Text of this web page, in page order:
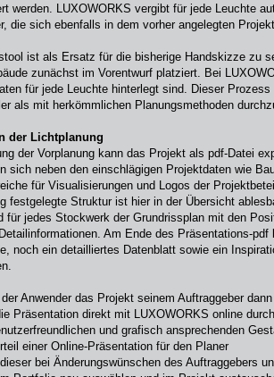
werden. LUXOWORKS vergibt für jede Leuchte
die sich ebenfalls in dem vorher angelegten
ist als Ersatz für die bisherige Handskizze zu
zunächst im Vorentwurf platziert. Bei
für jede Leuchte hinterlegt sind. Dieser
als mit herkömmlichen Planungsmethoden
der Lichtplanung
der Vorplanung kann das Projekt als pdf-Datei
sich neben den einschlägigen Projektdaten wie
für Visualisierungen und Logos der
festgelegte Struktur ist hier in der Übersicht
für jedes Stockwerk der Grundrissplan mit den
Am Ende des Präsentations-
noch ein detailliertes Datenblatt sowie ein
Anwender das Projekt seinem Auftraggeber
Präsentation direkt mit LUXOWORKS online
und grafisch ansprechenden
einer Online-Präsentation für den Planer
bei Änderungswünschen des Auftraggebers